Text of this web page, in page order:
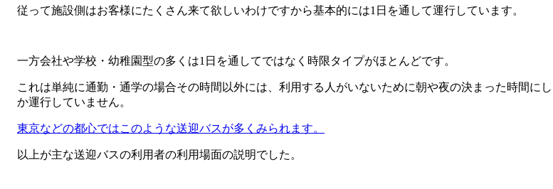
従って施設側はお客様にたくさん来て欲しいわけですから基本的には1日を通して運行しています。
一方会社や学校・幼稚園型の多くは1日を通してではなく時限タイプがほとんどです。
これは単純に通勤・通学の場合その時間以外には、利用する人がいないために朝や夜の決まった時間にし
か運行していません。
東京などの都心ではこのような送迎バスが多くみられます。
以上が主な送迎バスの利用者の利用場面の説明でした。